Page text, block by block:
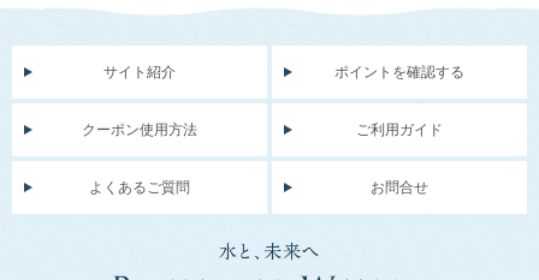
サイト紹介 ポイントを確認する
クーポン使用方法 ご利用ガイド
よくあるご質問 お問合せ